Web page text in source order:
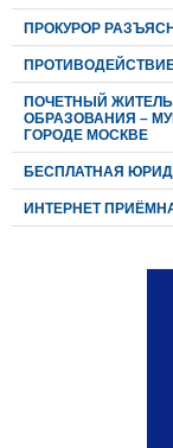
ПРОКУРОР
ПОЧЕТНЫЙ
ОБРАЗОВАНИЯ –
ГОРОДЕ МОСКВЕ
БЕСПЛАТНАЯ
ИНТЕРНЕТ